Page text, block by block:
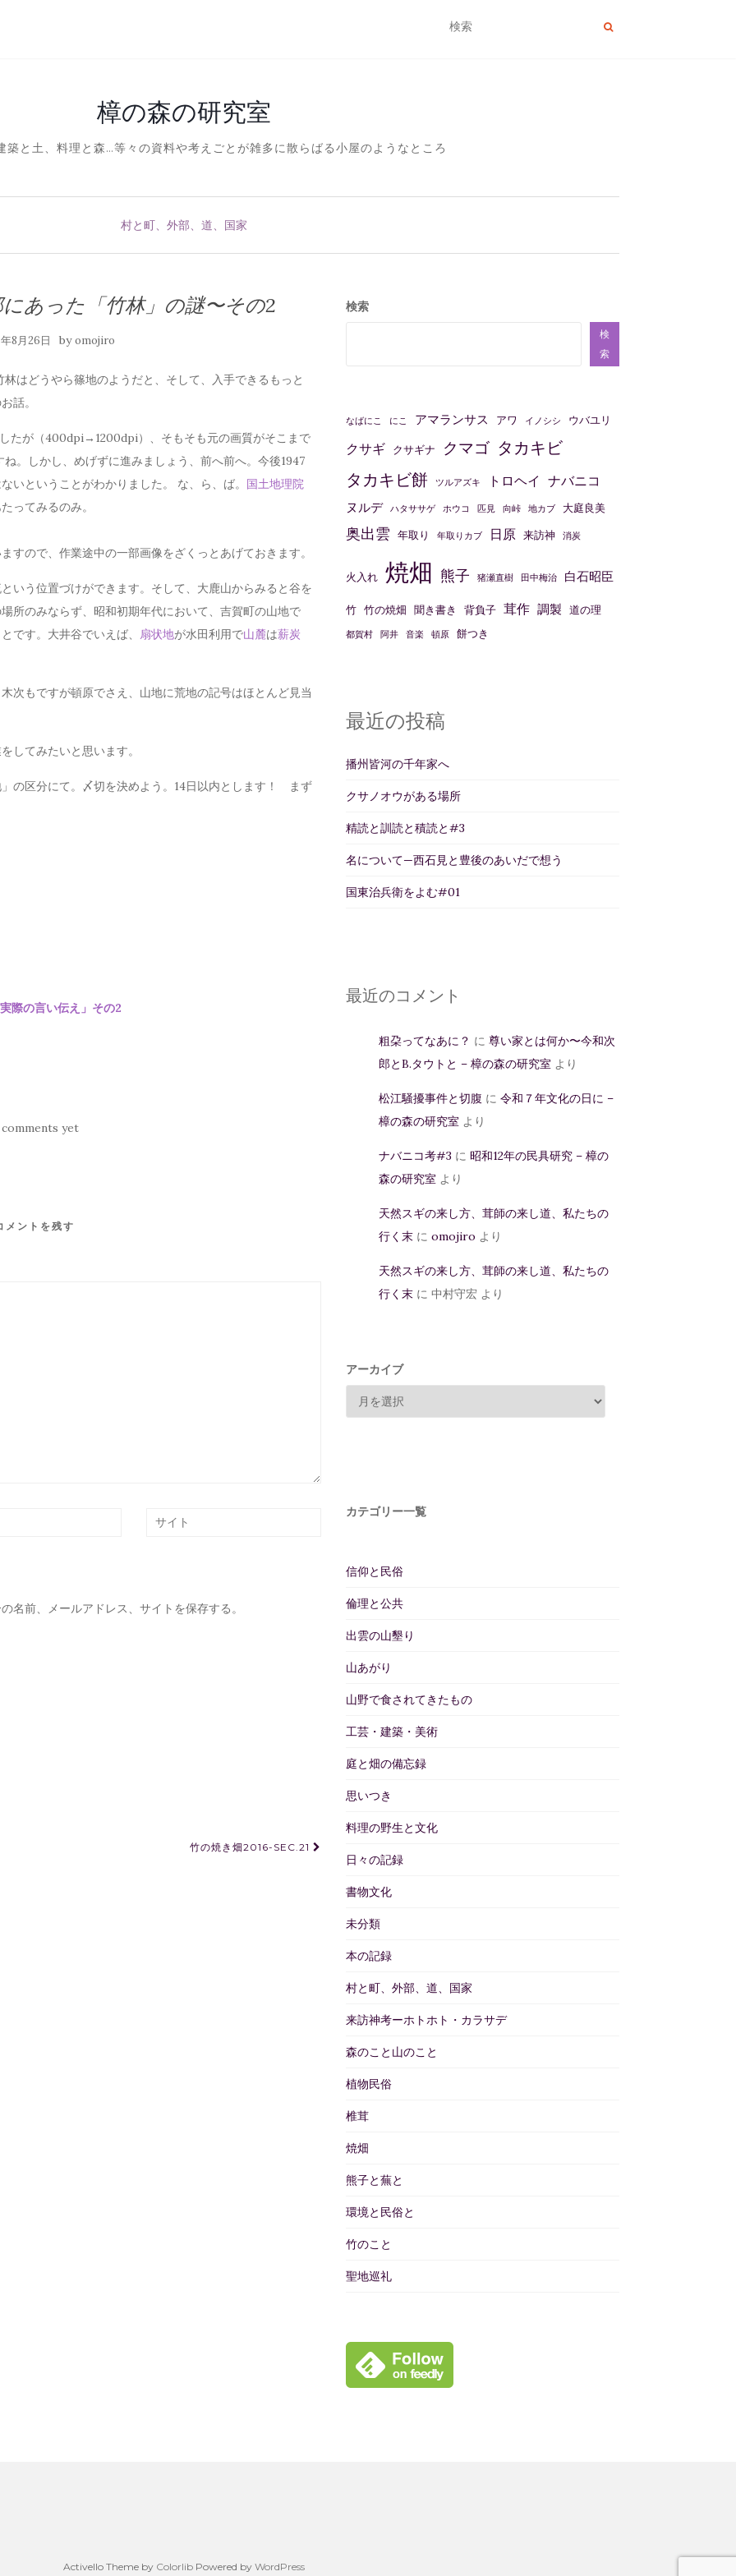
樟の森の研究室
築と土、料理と森…等々の資料や考えごとが雑多に散らばる小屋のようなところ
村と町、外部、道、国家
あった「竹林」の謎〜その2
8月26日 byomojiro
はどうやら篠地のようだと、そして、入手できるもっと
話。
が（400dpi→1200dpi）、そもそも元の画質がそこまで
。しかし、めげずに進みましょう、前へ前へ。今後1947
いということがわかりました。 な、ら、ば。 国土地理院
ってみるのみ。
ので、作業途中の一部画像をざくっとあげておきます。
う位置づけができます。そして、大鹿山からみると谷を
所のみならず、昭和初期年代において、吉賀町の山地で
です。大井谷でいえば、 扇状地が水田利用で山麓は薪炭
もですが頓原でさえ、山地に荒地の記号はほとんど見当
てみたいと思います。
の区分にて。〆切を決めよう。14日以内とします！ まず
際の言い伝え」その2
yet
メントを残す
名前、メールアドレス、サイトを保存する。
竹の焼き畑2016-SEC.21
検索
検
索
なばにこ にこ アマランサス アワ イノシシ ウバユリ
クサギ クサギナ クマゴ タカキビ
タカキビ餅
ツルアズキ トロヘイ ナバニコ
ヌルデ ハタササゲ ホウコ 匹見 向峠 地カブ 大庭良美
奥出雲 年取り 年取りカブ 日原 来訪神 消炭
火入れ 焼畑 熊子 猪瀬直樹 田中梅治 白石昭臣
竹 竹の焼畑 聞き書き 背負子 茸作 調製 道の理
都賀村 阿井 音楽 頓原 餅つき
最近の投稿
播州皆河の千年家へ
クサノオウがある場所
精読と訓読と積読と#3
名について—西石見と豊後のあいだで想う
国東治兵衛をよむ#01
最近のコメント
粗朶ってなあに？ に 尊い家とは何か〜今和次
郎とB.タウトと – 樟の森の研究室 より
松江騒擾事件と切腹 に 令和７年文化の日に –
樟の森の研究室 より
ナバニコ考#3 に 昭和12年の民具研究 – 樟の
森の研究室 より
天然スギの来し方、茸師の来し道、私たちの
行く末に omojiro より
天然スギの来し方、茸師の来し道、私たちの
行く末に 中村守宏 より
アーカイブ
カテゴリー一覧
信仰と民俗
倫理と公共
出雲の山墾り
山あがり
山野で食されてきたもの
工芸・建築・美術
庭と畑の備忘録
思いつき
料理の野生と文化
日々の記録
書物文化
未分類
本の記録
村と町、外部、道、国家
来訪神考ーホトホト・カラサデ
森のこと山のこと
植物民俗
椎茸
焼畑
熊子と蕪と
環境と民俗と
竹のこと
聖地巡礼
Activello Theme by Colorlib Powered by WordPress